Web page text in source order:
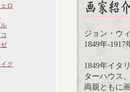
ロ
ク
ジョン・ウ
1849年-
1849年イタ
ターハウス
両親ともに